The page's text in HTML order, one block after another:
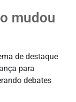
mudou
de destaque
para
debates